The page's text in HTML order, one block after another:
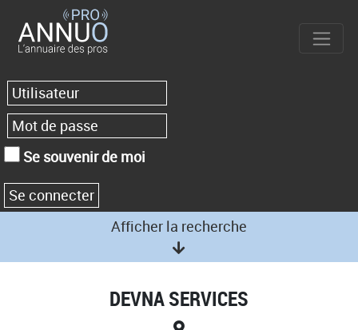
Se souvenir de moi
Afficher la recherche
DEVNA SERVICES